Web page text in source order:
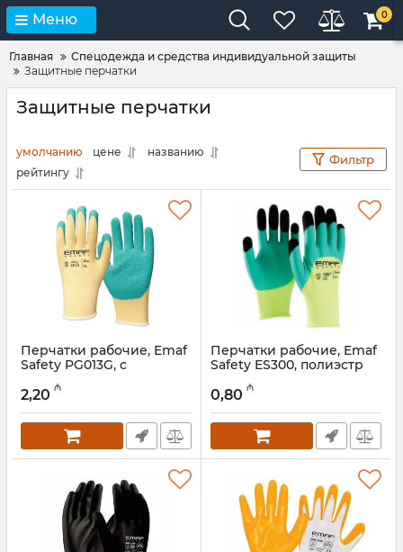
Меню 0
Главная
Спецодежда и средства индивидуальной защиты
Защитные перчатки
Защитные перчатки
умолчанию цене
названию
рейтингу
Фильтр
Перчатки рабочие, Emaf
Safety PG013G, с
Артикул:
2,20 ₼
Перчатки рабочие, Emaf
Safety ES300, полиэстр
Артикул:
0,80 ₼